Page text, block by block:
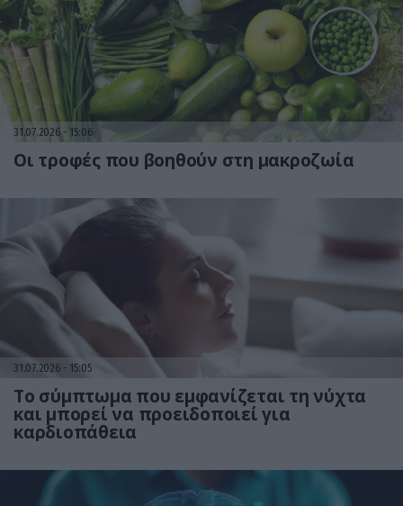
31.07.2026 15:06
Οι τροφές που βοηθούν στη μακροζωία
31.07.2026 15:05
Το σύμπτωμα που εμφανίζεται τη νύχτα
και μπορεί να προειδοποιεί για
καρδιοπάθεια